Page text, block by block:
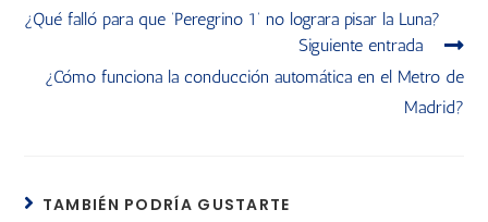
¿Qué falló para que ‘Peregrino 1’ no lograra pisar la Luna?
Siguiente entrada
¿Cómo funciona la conducción automática en el Metro de
Madrid?
TAMBIÉN PODRÍA GUSTARTE